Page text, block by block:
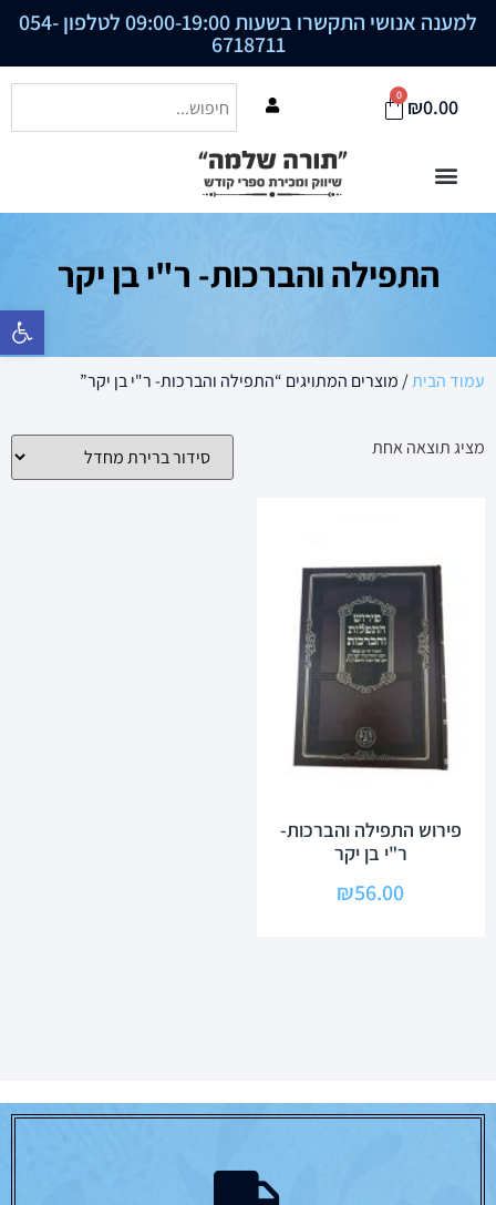
פתח סרגל
למענה אנושי התקשרו בשעות 09:00-19:00 לטלפון 054-
6718711
₪0.00
0
התפילה והברכות- ר"י בן יקר
עמוד הבית/ מוצרים המתויגים “התפילה והברכות- ר"י בן יקר”
מציג תוצאה אחת
פירוש התפילה והברכות-
ר"י בן יקר
₪56.00